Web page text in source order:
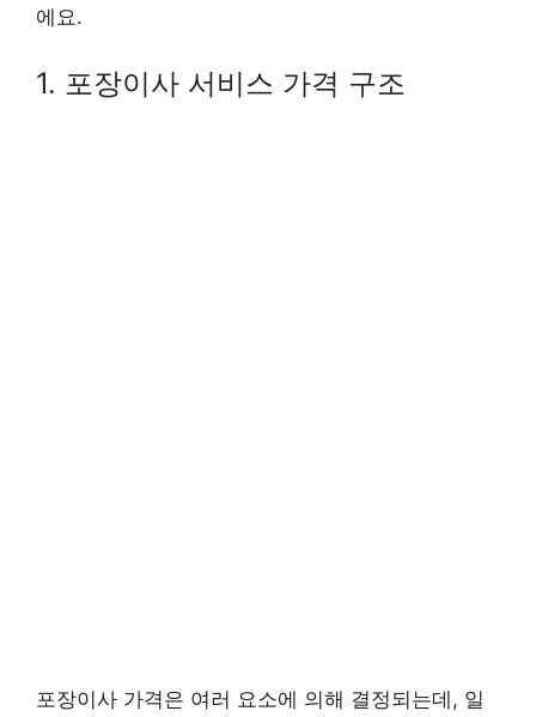
에요.
1. 포장이사 서비스 가격 구조
포장이사 가격은 여러 요소에 의해 결정되는데, 일